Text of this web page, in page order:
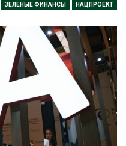
ЗЕЛЕНЫЕ ФИНАНСЫ НАЦПРОЕКТ